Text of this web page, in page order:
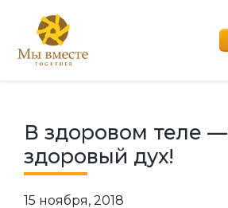
В здоровом теле —
здоровый дух!
15 ноября, 2018